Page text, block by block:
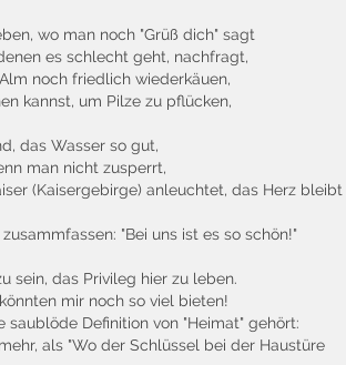
wo man noch "Grüß dich" sagt
es schlecht geht, nachfragt,
noch friedlich wiederkäuen,
kannst, um Pilze zu pflücken,
das Wasser so gut,
man nicht zusperrt,
(Kaisergebirge) anleuchtet, das Herz bleibt
"Bei uns ist es so schön!"
sein, das Privileg hier zu leben.
mir noch so viel bieten!
saublöde Definition von "Heimat" gehört:
als "Wo der Schlüssel bei der Haustüre